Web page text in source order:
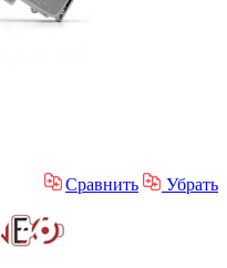
Сравнить Убрать